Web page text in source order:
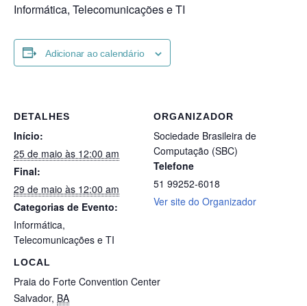
Informática, Telecomunicações e TI
Adicionar ao calendário
DETALHES
Início:
25 de maio às 12:00 am
Final:
29 de maio às 12:00 am
Categorias de Evento:
Informática,
Telecomunicações e TI
LOCAL
Praia do Forte Convention Center
Salvador, BA
ORGANIZADOR
Sociedade Brasileira de
Computação (SBC)
Telefone
51 99252-6018
Ver site do Organizador